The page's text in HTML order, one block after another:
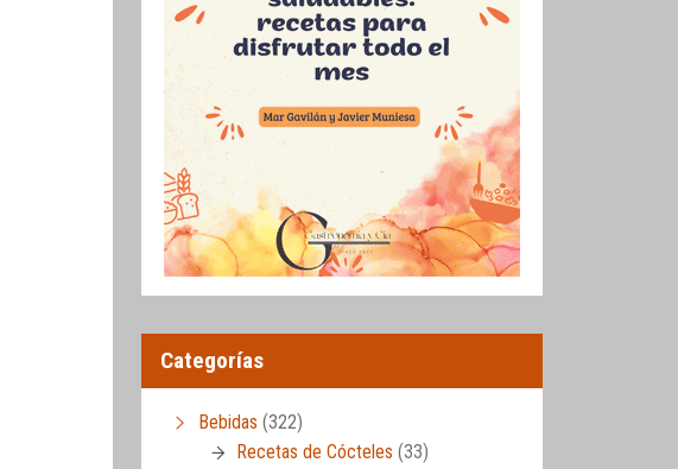
Categorías
Bebidas (322)
Recetas de Cócteles (33)